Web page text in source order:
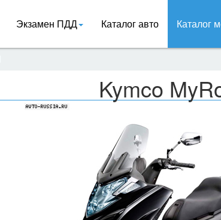
Экзамен ПДД Каталог авто Каталог
Kymco